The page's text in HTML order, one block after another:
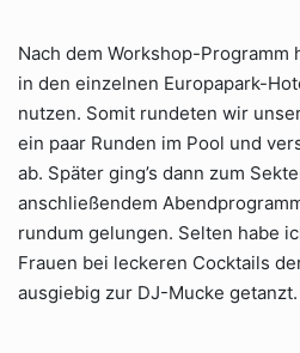
Nach dem Workshop-
in den einzelnen Europapark-
nutzen. Somit rundeten wir
ein paar Runden im Pool und
ab. Später ging’s dann zum
anschließendem
rundum gelungen. Selten habe
Frauen bei leckeren Cocktails
ausgiebig zur DJ-Mucke getanzt.